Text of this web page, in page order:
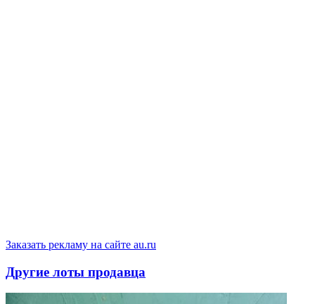
Заказать рекламу на сайте au.ru
Другие лоты продавца